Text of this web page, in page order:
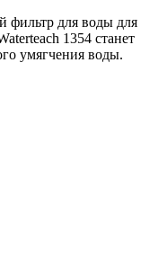
для воды для
1354 станет
умягчения воды.